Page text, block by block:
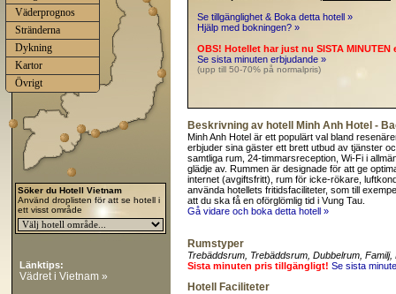
Se tillgänglighet & Boka detta hotell »
Hjälp med bokningen? »
OBS! Hotellet har just nu SISTA MINUTEN
Se sista minuten erbjudande »
(upp till 50-70% på normalpris)
Beskrivning av hotell Minh Anh Hotel -
Minh Anh Hotel är ett populärt val bland
erbjuder sina gäster ett brett utbud av tjänster
samtliga rum, 24-timmarsreception, Wi-Fi i
glädje av. Rummen är designade för att ge
internet (avgiftsfritt), rum för icke-rökare,
använda hotellets fritidsfaciliteter, som till
att du ska få en oförglömlig tid i Vung Tau.
Gå vidare och boka detta hotell »
Rumstyper
Trebäddsrum , Trebäddsrum , Dubbelrum , Familj,
Sista minuten pris tillgängligt! Se sista
Hotell Faciliteter
Söker du Hotell Vietnam
Använd droplisten för att se hotell i
ett visst område
Länktips:
Vädret i Vietnam »
Väderprognos
Stränderna
Dykning
Kartor
Övrigt